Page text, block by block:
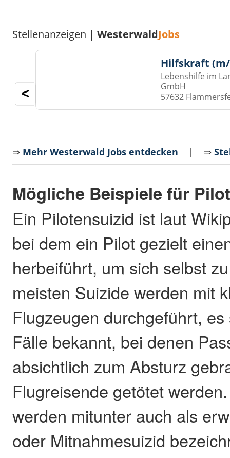
Stellenanzeigen |WesterwaldJobs
Hilfskraft
Lebenshilfe im
GmbH
57632
<
⇒ Mehr Westerwald Jobs entdecken | ⇒
Mögliche Beispiele für
Ein Pilotensuizid ist laut
bei dem ein Pilot gezielt
herbeiführt, um sich selbst
meisten Suizide werden mit
Flugzeugen durchgeführt,
Fälle bekannt, bei denen
absichtlich zum Absturz
Flugreisende getötet
werden mitunter auch als
oder Mitnahmesuizid